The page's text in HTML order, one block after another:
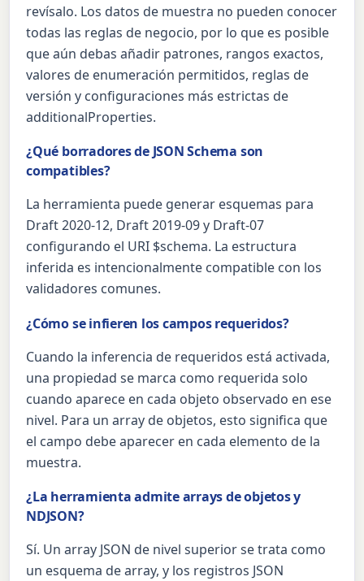
revísalo. Los datos de muestra no pueden conocer
todas las reglas de negocio, por lo que es posible
que aún debas añadir patrones, rangos exactos,
valores de enumeración permitidos, reglas de
versión y configuraciones más estrictas de
additionalProperties.
¿Qué borradores de JSON Schema son
compatibles?
La herramienta puede generar esquemas para
Draft 2020-12, Draft 2019-09 y Draft-07
configurando el URI $schema. La estructura
inferida es intencionalmente compatible con los
validadores comunes.
¿Cómo se infieren los campos requeridos?
Cuando la inferencia de requeridos está activada,
una propiedad se marca como requerida solo
cuando aparece en cada objeto observado en ese
nivel. Para un array de objetos, esto significa que
el campo debe aparecer en cada elemento de la
muestra.
¿La herramienta admite arrays de objetos y
NDJSON?
Sí. Un array JSON de nivel superior se trata como
un esquema de array, y los registros JSON